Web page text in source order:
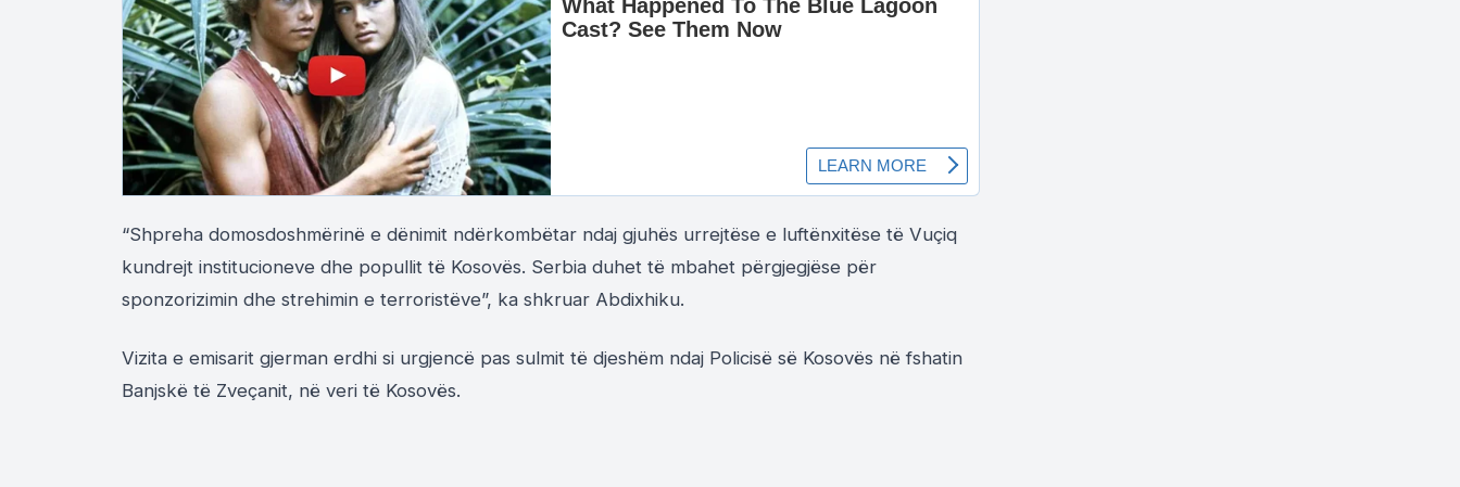
“Shpreha domosdoshmërinë e dënimit ndërkombëtar ndaj gjuhës urrejtëse e luftënxitëse të Vuçiq
kundrejt institucioneve dhe popullit të Kosovës. Serbia duhet të mbahet përgjegjëse për
sponzorizimin dhe strehimin e terroristëve”, ka shkruar Abdixhiku.
Vizita e emisarit gjerman erdhi si urgjencë pas sulmit të djeshëm ndaj Policisë së Kosovës në fshatin
Banjskë të Zveçanit, në veri të Kosovës.